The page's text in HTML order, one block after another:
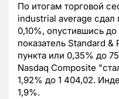
По итогам торговой
industrial average сдал
0,10%, опустившись до
показатель Standard &
пункта или 0,35% до
Nasdaq Composite
1,92% до 1 404,02.
1,9%.